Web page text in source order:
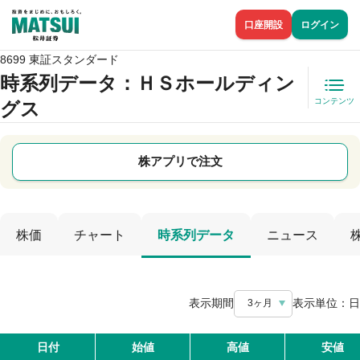
口座開設 ログイン
8699 東証スタンダード
時系列データ ：ＨＳホールディン
グス
コンテンツ
株アプリで注文
株価 チャート 時系列データ ニュース
表示期間 3ヶ月 表示単位： 日
日付 始値 高値 安値